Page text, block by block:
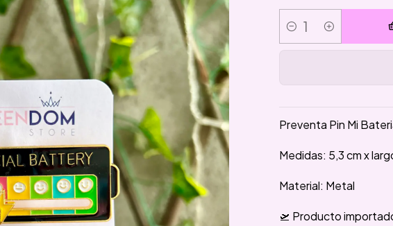
Cantidad
Preventa Pin Mi
Medidas: 5,3 cm x
Material: Metal
🛫 Producto